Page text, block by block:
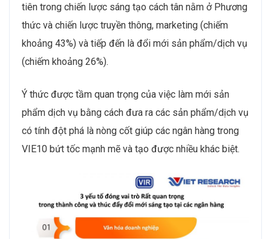
tiên trong chiến lược sáng tạo cách tân nằm ở Phương
thức và chiến lược truyền thông, marketing (chiếm
khoảng 43%) và tiếp đến là đổi mới sản phẩm/dịch vụ
(chiếm khoảng 26%).
Ý thức được tầm quan trọng của việc làm mới sản
phẩm dịch vụ bằng cách đưa ra các sản phẩm/dịch vụ
có tính đột phá là nòng cốt giúp các ngân hàng trong
VIE10 bứt tốc mạnh mẽ và tạo được nhiều khác biệt.